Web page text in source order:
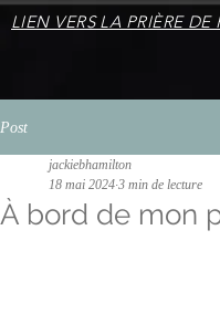
LIEN VERS LA PRIÈRE
Post
À bord de mon
jackiebhamilton
18 mai 2024 3 min de lecture